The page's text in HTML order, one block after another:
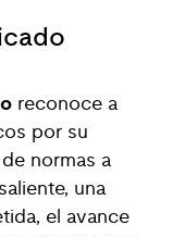
reconoce a
por su
normas a
una
el avance